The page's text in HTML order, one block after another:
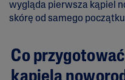
wygląda pierwsza kąpiel
skórę od samego
Co